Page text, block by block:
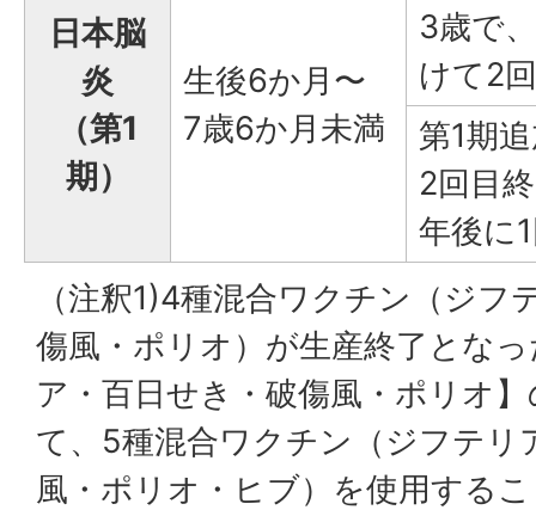
日本脳
炎
（第1
期）
生後6か月〜
7歳6か月未満
3歳で
けて2
第1期
2回目
年後に
（注釈1)4種混合ワクチン（ジフ
傷風・ポリオ）が生産終了とな
ア・百日せき・破傷風・ポリオ
て、5種混合ワクチン（ジフテリ
風・ポリオ・ヒブ）を使用する